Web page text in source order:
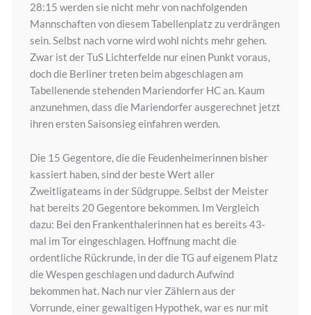
28:15 werden sie nicht mehr von nachfolgenden
Mannschaften von diesem Tabellenplatz zu verdrängen
sein. Selbst nach vorne wird wohl nichts mehr gehen.
Zwar ist der TuS Lichterfelde nur einen Punkt voraus,
doch die Berliner treten beim abgeschlagen am
Tabellenende stehenden Mariendorfer HC an. Kaum
anzunehmen, dass die Mariendorfer ausgerechnet jetzt
ihren ersten Saisonsieg einfahren werden.
Die 15 Gegentore, die die Feudenheimerinnen bisher
kassiert haben, sind der beste Wert aller
Zweitligateams in der Südgruppe. Selbst der Meister
hat bereits 20 Gegentore bekommen. Im Vergleich
dazu: Bei den Frankenthalerinnen hat es bereits 43-
mal im Tor eingeschlagen. Hoffnung macht die
ordentliche Rückrunde, in der die TG auf eigenem Platz
die Wespen geschlagen und dadurch Aufwind
bekommen hat. Nach nur vier Zählern aus der
Vorrunde, einer gewaltigen Hypothek, war es nur mit